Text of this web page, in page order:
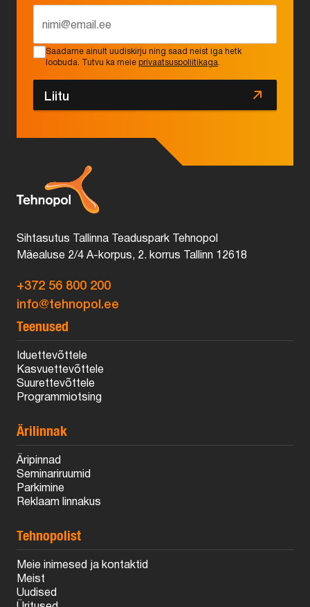
Saadame ainult uudiskirju ning saad neist iga hetk
loobuda. Tutvu ka meieprivaatsuspoliitikaga.
Liitu
Sihtasutus Tallinna Teaduspark Tehnopol
Mäealuse 2/4 A-korpus, 2. korrus Tallinn 12618
+372 56 800 200
info@tehnopol.ee
Teenused
Iduettevõttele
Kasvuettevõttele
Suurettevõttele
Programmiotsing
Ärilinnak
Äripinnad
Seminariruumid
Parkimine
Reklaam linnakus
Tehnopolist
Meie inimesed ja kontaktid
Meist
Uudised